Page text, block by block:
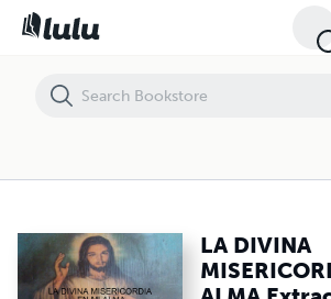
LA DIVINA
LA DIVINA MISERICORDIA EN MI ALMA Extractos